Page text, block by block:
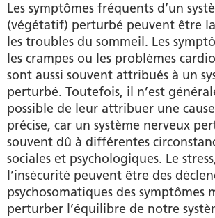
Les symptômes fréquents d’un
(végétatif) perturbé peuvent être
les troubles du sommeil. Les
les crampes ou les problèmes
sont aussi souvent attribués à un
perturbé. Toutefois, il n’est
possible de leur attribuer une
précise, car un système nerveux
souvent dû à différentes
sociales et psychologiques. Le
l’insécurité peuvent être des
psychosomatiques des symptômes
perturber l’équilibre de notre